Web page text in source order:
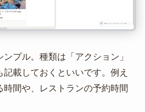
プル。種類は「アクション」
記載しておくといいです。例え
時間や、レストランの予約時間